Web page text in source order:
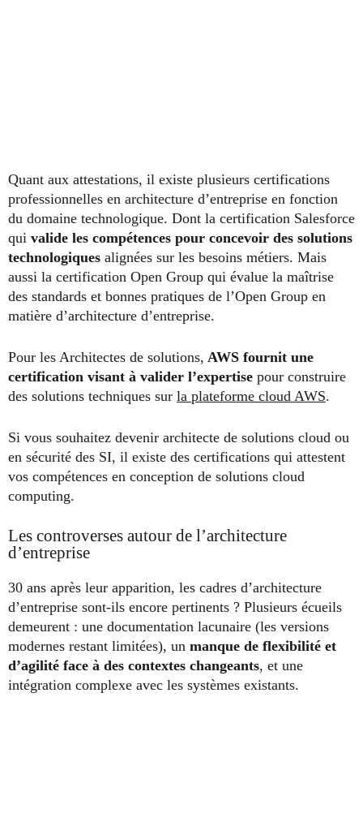
Quant aux attestations, il existe plusieurs certifications
professionnelles en architecture d’entreprise en fonction
du domaine technologique. Dont la certification Salesforce
qui valide les compétences pour concevoir des solutions
technologiques alignées sur les besoins métiers. Mais
aussi la certification Open Group qui évalue la maîtrise
des standards et bonnes pratiques de l’Open Group en
matière d’architecture d’entreprise.
Pour les Architectes de solutions, AWS fournit une
certification visant à valider l’expertise pour construire
des solutions techniques sur la plateforme cloud AWS.
Si vous souhaitez devenir architecte de solutions cloud ou
en sécurité des SI, il existe des certifications qui attestent
vos compétences en conception de solutions cloud
computing.
Les controverses autour de l’architecture
d’entreprise
30 ans après leur apparition, les cadres d’architecture
d’entreprise sont-ils encore pertinents ? Plusieurs écueils
demeurent : une documentation lacunaire (les versions
modernes restant limitées), un manque de flexibilité et
d’agilité face à des contextes changeants, et une
intégration complexe avec les systèmes existants.